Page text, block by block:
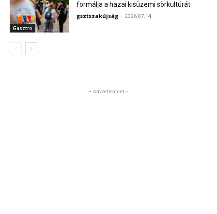
Gasztro
formálja a hazai kisüzemi sörkultúrát
gsztszakújság - 2026.07.14.
- Advertisment -